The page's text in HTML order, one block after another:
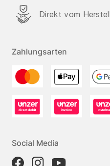
Direkt vom
Zahlungsarten
Social Media